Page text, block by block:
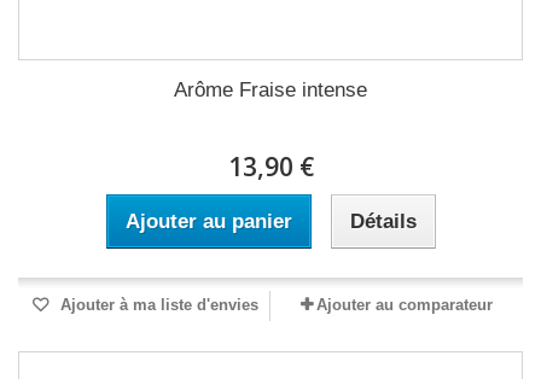
Arôme Fraise intense
13,90 €
Ajouter au panier Détails
Ajouter à ma liste d'envies Ajouter au comparateur